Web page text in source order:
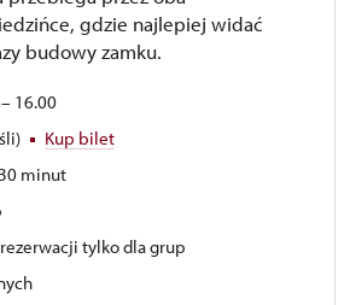
gdzie najlepiej widać
budowy zamku.
16.00
Kup bilet
minut
tylko dla grup